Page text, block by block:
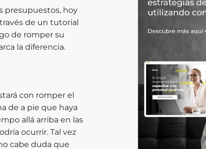
presupuestos, hoy
de un tutorial
de romper su
la diferencia.
con romper el
de a pie que haya
allá arriba en las
ocurrir. Tal vez
cabe duda que